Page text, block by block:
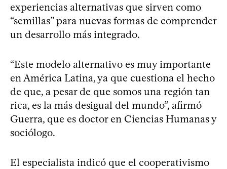
experiencias alternativas que sirven como
“semillas” para nuevas formas de comprender
un desarrollo más integrado.
“Este modelo alternativo es muy importante
en América Latina, ya que cuestiona el hecho
de que, a pesar de que somos una región tan
rica, es la más desigual del mundo”, afirmó
Guerra, que es doctor en Ciencias Humanas y
sociólogo.
El especialista indicó que el cooperativismo